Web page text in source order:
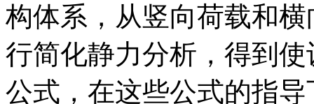
构体系，从竖向荷载和
行简化静力分析，得到
公式，在这些公式的指